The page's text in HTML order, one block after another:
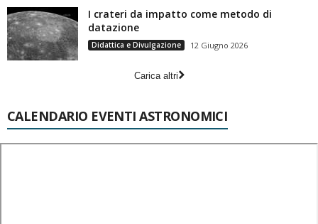
I crateri da impatto come metodo di
datazione
Didattica e Divulgazione 12 Giugno 2026
Carica altri
CALENDARIO EVENTI ASTRONOMICI